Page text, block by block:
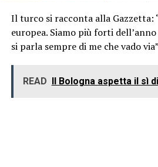
Il turco si racconta alla Gazzetta:
europea. Siamo più forti
si parla sempre di me che vado via”
READ Il Bologna aspetta il sì